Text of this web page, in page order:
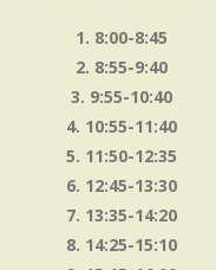
1. 8:00-8:45
2. 8:55-9:40
3. 9:55-10:40
4. 10:55-11:40
5. 11:50-12:35
6. 12:45-13:30
7. 13:35-14:20
8. 14:25-15:10